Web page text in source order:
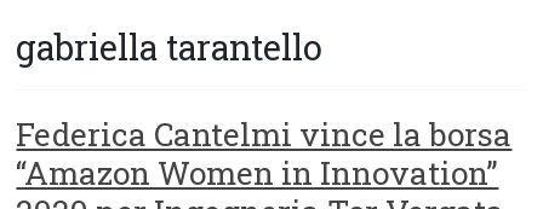
degli
di
Roma
gabriella tarantello
Federica Cantelmi vince la borsa
“Amazon Women in Innovation”